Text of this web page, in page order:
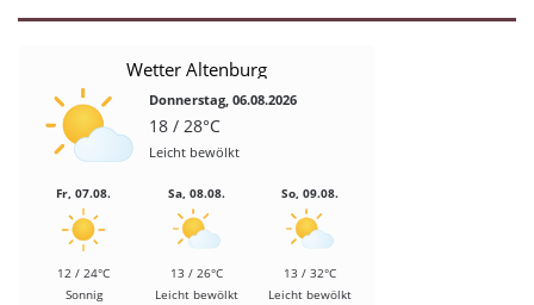
Wetter Altenburg
Donnerstag, 06.08.2026
18 / 28°C
Leicht bewölkt
Fr, 07.08.
12 / 24°C
Sonnig
Sa, 08.08.
13 / 26°C
Leicht bewölkt
So, 09.08.
13 / 32°C
Leicht bewölkt